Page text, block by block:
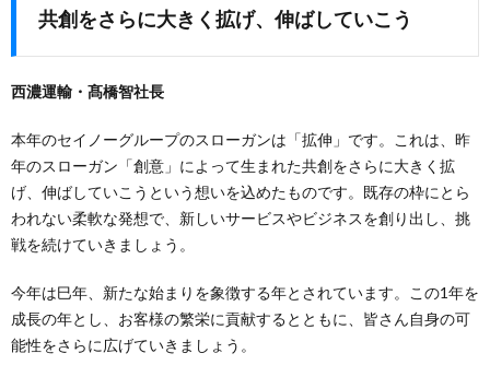
共創をさらに大きく拡げ、伸ばしていこう
西濃運輸・髙橋智社長
本年のセイノーグループのスローガンは「拡伸」です。これは、昨
年のスローガン「創意」によって生まれた共創をさらに大きく拡
げ、伸ばしていこうという想いを込めたものです。既存の枠にとら
われない柔軟な発想で、新しいサービスやビジネスを創り出し、挑
戦を続けていきましょう。
今年は巳年、新たな始まりを象徴する年とされています。この1年を
成長の年とし、お客様の繁栄に貢献するとともに、皆さん自身の可
能性をさらに広げていきましょう。